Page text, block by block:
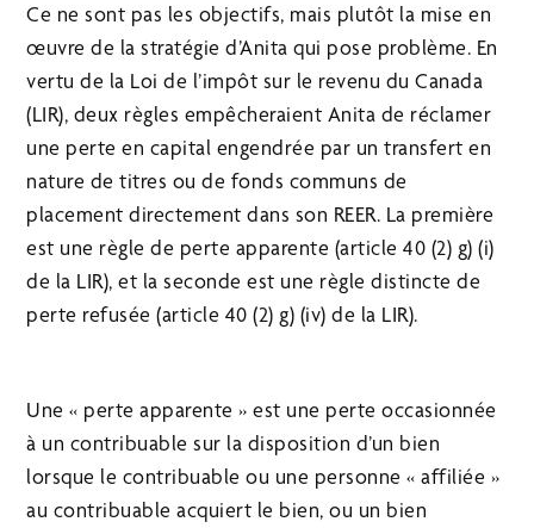
Ce ne sont pas les objectifs, mais plutôt la mise en
œuvre de la stratégie d’Anita qui pose problème. En
vertu de la Loi de l’impôt sur le revenu du Canada
(LIR), deux règles empêcheraient Anita de réclamer
une perte en capital engendrée par un transfert en
nature de titres ou de fonds communs de
placement directement dans son REER. La première
est une règle de perte apparente (article 40 (2) g) (i)
de la LIR), et la seconde est une règle distincte de
perte refusée (article 40 (2) g) (iv) de la LIR).
Une « perte apparente » est une perte occasionnée
à un contribuable sur la disposition d’un bien
lorsque le contribuable ou une personne « affiliée »
au contribuable acquiert le bien, ou un bien